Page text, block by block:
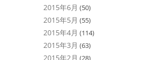
2015年6月 (50)
2015年5月 (55)
2015年4月 (114)
2015年3月 (63)
2015年2月 (28)